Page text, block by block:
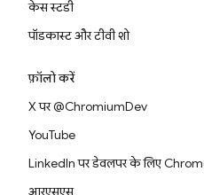
केस स्टडी
पॉडकास्ट और टीवी शो
फ़ॉलो करें
X पर @ChromiumDev
YouTube
LinkedIn पर डेवलपर के लिए
आरएसएस